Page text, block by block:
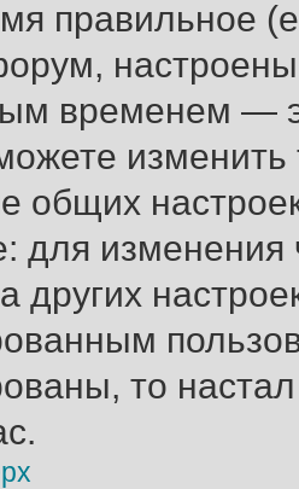
правильное
настроены
временем —
изменить
общих
для изменения
других
то